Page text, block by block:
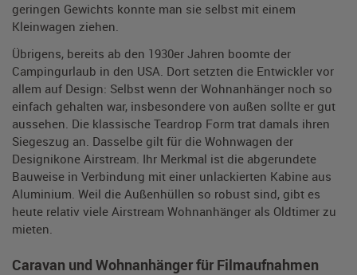
geringen Gewichts konnte man sie selbst mit einem
Kleinwagen ziehen.
Übrigens, bereits ab den 1930er Jahren boomte der
Campingurlaub in den USA. Dort setzten die Entwickler vor
allem auf Design: Selbst wenn der Wohnanhänger noch so
einfach gehalten war, insbesondere von außen sollte er gut
aussehen. Die klassische Teardrop Form trat damals ihren
Siegeszug an. Dasselbe gilt für die Wohnwagen der
Designikone Airstream. Ihr Merkmal ist die abgerundete
Bauweise in Verbindung mit einer unlackierten Kabine aus
Aluminium. Weil die Außenhüllen so robust sind, gibt es
heute relativ viele Airstream Wohnanhänger als Oldtimer zu
mieten.
Caravan und Wohnanhänger für Filmaufnahmen